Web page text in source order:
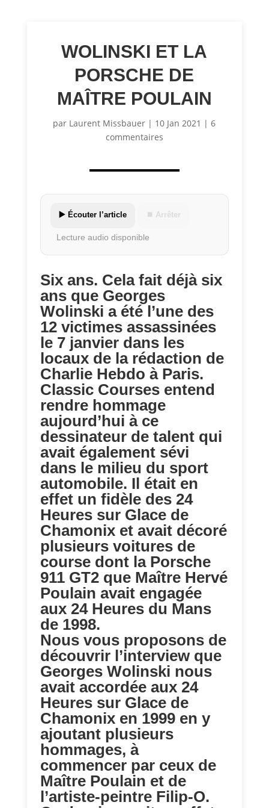
WOLINSKI ET LA
PORSCHE DE
MAÎTRE POULAIN
par Laurent Missbauer | 10 Jan 2021 |6
commentaires
▶️ Écouter l’article ⏹ Arrêter
Lecture audio disponible
Six ans. Cela fait déjà six
ans que Georges
Wolinski a été l’une des
12 victimes assassinées
le 7 janvier dans les
locaux de la rédaction de
Charlie Hebdo à Paris.
Classic Courses entend
rendre hommage
aujourd’hui à ce
dessinateur de talent qui
avait également sévi
dans le milieu du sport
automobile. Il était en
effet un fidèle des 24
Heures sur Glace de
Chamonix et avait décoré
plusieurs voitures de
course dont la Porsche
911 GT2 que Maître Hervé
Poulain avait engagée
aux 24 Heures du Mans
de 1998.
Nous vous proposons de
découvrir l’interview que
Georges Wolinski nous
avait accordée aux 24
Heures sur Glace de
Chamonix en 1999 en y
ajoutant plusieurs
hommages, à
commencer par ceux de
Maître Poulain et de
l’artiste-peintre Filip-O.